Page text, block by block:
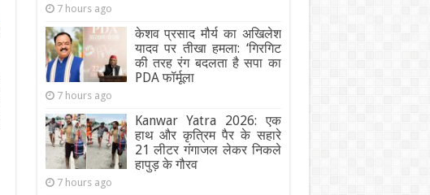
7 hours ago
केशव प्रसाद मौर्य का अखिलेश
यादव पर तीखा हमला: ‘गिरगिट
की तरह रंग बदलता है सपा का
PDA फॉर्मूला
7 hours ago
Kanwar Yatra 2026: एक
हाथ और कृत्रिम पैर के सहारे
21 लीटर गंगाजल लेकर निकले
हापुड़ के गौरव
7 hours ago